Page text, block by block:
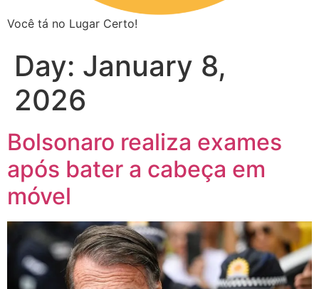
Você tá no Lugar Certo!
Day: January 8,
2026
Bolsonaro realiza exames
após bater a cabeça em
móvel